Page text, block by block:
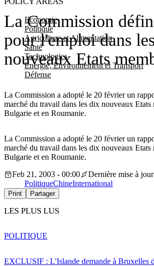
Economie
Politique
Agriculture et Alimentation
Santé
Technologies
Energie, Environnement et Transport
Défense
La Commission
pour l'emploi dans les
nouveaux Etats
La Commission a adopté le 20 février un
marché du travail dans les dix nouveaux Etats
Bulgarie et en Roumanie.
La Commission a adopté le 20 février un
marché du travail dans les dix nouveaux Etats
Bulgarie et en Roumanie.
Feb 21, 2003 - 00:00
Dernière mise à
PolitiqueChineInternational
Print Partager
LES PLUS LUS
EXCLUSIF : L'Islande demande à Bruxelles
POLITIQUE